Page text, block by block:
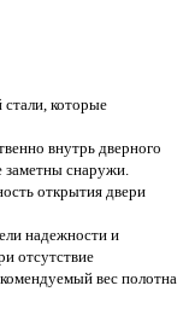
стали, которые
внутрь дверного
заметны снаружи.
открытия двери
надежности и
отсутствие
вес полотна